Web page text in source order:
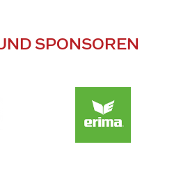
SPONSOREN